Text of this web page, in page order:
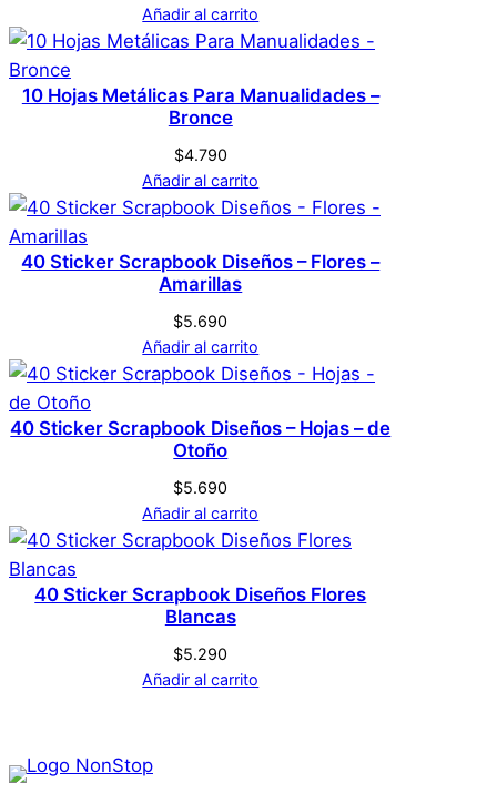
n
t
Color Dorado
No hay valoraciones aún. Solo los usuarios
registrados que hayan comprado este
producto pueden hacer una valoración.
Añadir al carrito
10 Hojas Metálicas Para Manualidades –
Bronce
$4.790
Añadir al carrito
40 Sticker Scrapbook Diseños – Flores –
Amarillas
$5.690
Añadir al carrito
40 Sticker Scrapbook Diseños – Hojas – de
Otoño
$5.690
Añadir al carrito
40 Sticker Scrapbook Diseños Flores
Blancas
$5.290
Añadir al carrito